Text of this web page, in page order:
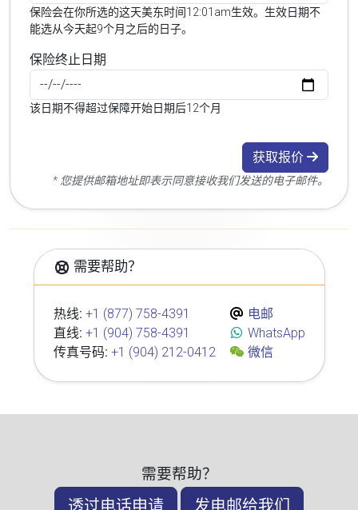
保险会在你所选的这天美东时间12:01am生效。生效日期不
能选从今天起9个月之后的日子。
保险终止日期
该日期不得超过保障开始日期后12个月
获取报价
* 您提供邮箱地址即表示同意接收我们发送的电子邮件。
需要帮助？
热线: +1 (877) 758-4391
直线: +1 (904) 758-4391
传真号码: +1 (904) 212-0412
电邮
WhatsApp
微信
需要帮助？
透过电话申请 发电邮给我们